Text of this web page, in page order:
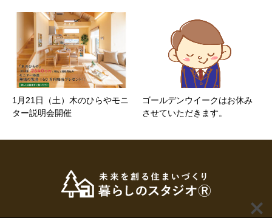
1月21日（土）木のひらやモニ
ター説明会開催
ゴールデンウイークはお休み
させていただきます。